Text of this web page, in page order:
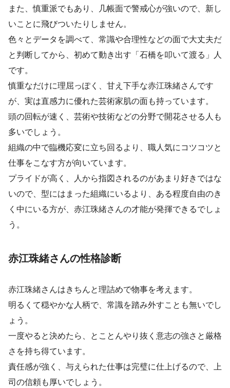
また、慎重派でもあり、几帳面で警戒心が強いので、新し
いことに飛びついたりしません。
色々とデータを調べて、常識や合理性などの面で大丈夫だ
と判断してから、初めて動き出す「石橋を叩いて渡る」人
です。
慎重なだけに理屈っぽく、甘え下手な赤江珠緒さんです
が、実は直感力に優れた芸術家肌の面も持っています。
頭の回転が速く、芸術や技術などの分野で開花させる人も
多いでしょう。
組織の中で臨機応変に立ち回るより、職人気にコツコツと
仕事をこなす方が向いています。
プライドが高く、人から指図されるのがあまり好きではな
いので、型にはまった組織にいるより、ある程度自由のき
く中にいる方が、赤江珠緒さんの才能が発揮できるでしょ
う。
赤江珠緒さんの性格診断
赤江珠緒さんはきちんと理詰めで物事を考えます。
明るくて穏やかな人柄で、常識を踏み外すことも無いでし
ょう。
一度やると決めたら、とことんやり抜く意志の強さと厳格
さを持ち得ています。
責任感が強く、与えられた仕事は完璧に仕上げるので、上
司の信頼も厚いでしょう。